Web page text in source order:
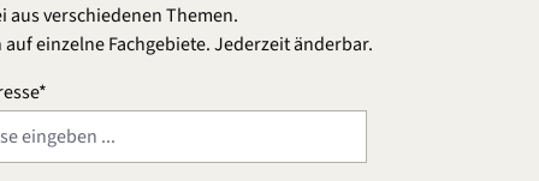
aus verschiedenen Themen.
einzelne Fachgebiete. Jederzeit änderbar.